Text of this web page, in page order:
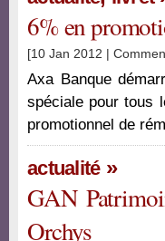
6% en
[10 Jan 2012 |
Axa Banque
spéciale pour tous
promotionnel de
actualité»
GAN
Orchys